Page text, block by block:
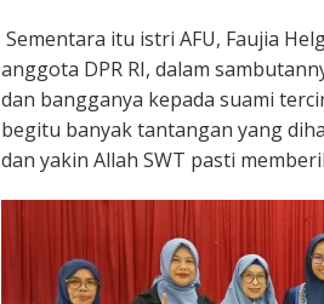
Sementara itu istri AFU, Faujia
anggota DPR RI, dalam
dan bangganya kepada suami
begitu banyak tantangan yang
dan yakin Allah SWT pasti